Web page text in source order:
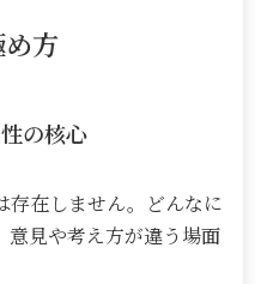
め方
の核心
存在しません。どんなに
意見や考え方が違う場面